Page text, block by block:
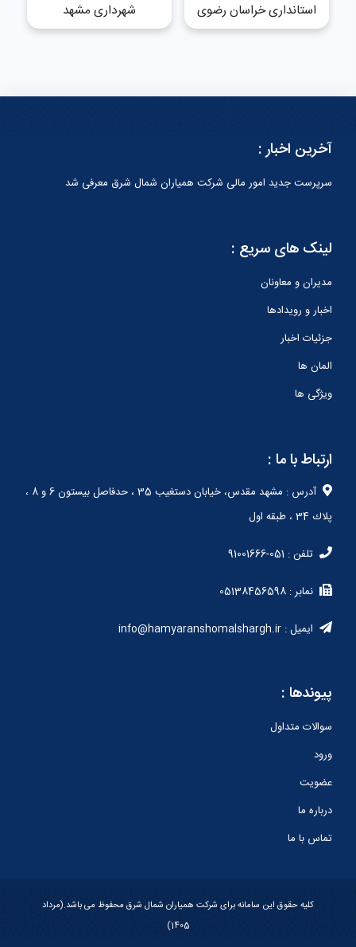
استانداری خراسان رضوی شهرداری مشهد
آخرین اخبار :
سرپرست جدید امور مالی شرکت همیاران شمال شرق معرفی شد
لینک های سریع :
مدیران و معاونان
اخبار و رویدادها
جزئیات اخبار
المان ها
ویژگی ها
پیوندها :
سوالات متداول
ورود
عضویت
درباره ما
تماس با ما
ارتباط با ما :
آدرس : مشهد مقدس، خيابان دستغيب 35 ، حدفاصل بيستون 6 و 8 ،
پلاك 34 ، طبقه اول
تلفن : 051-91001666
نمابر : 05138456598
ایمیل : info@hamyaranshomalshargh.ir
کلیه حقوق این سامانه برای شرکت همیاران شمال شرق محفوظ می باشد.(مرداد
1405)